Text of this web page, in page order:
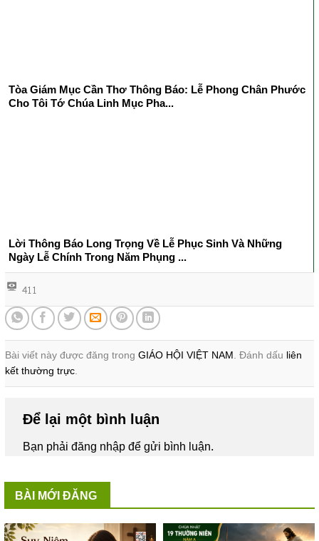
Tòa Giám Mục Cần Thơ Thông Báo: Lễ Phong Chân Phước
Cho Tôi Tớ Chúa Linh Mục Pha...
Lời Thông Báo Long Trọng Về Lễ Phục Sinh Và Những
Ngày Lễ Chính Trong Năm Phụng ...
411
Bài viết này được đăng trong GIÁO HỘI VIỆT NAM. Đánh dấu liên
kết thường trực.
Để lại một bình luận
Bạn phảiđăng nhậpđể gửi bình luận.
BÀI MỚI ĐĂNG